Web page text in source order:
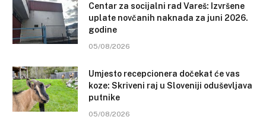
Centar za socijalni rad Vareš: Izvršene
uplate novčanih naknada za juni 2026.
godine
05/08/2026
Umjesto recepcionera dočekat će vas
koze: Skriveni raj u Sloveniji oduševljava
putnike
05/08/2026